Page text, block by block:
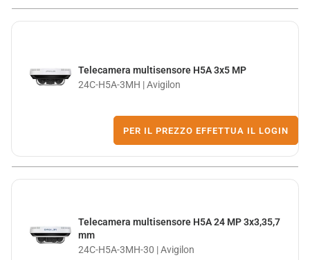
Telecamera multisensore H5A 3x5 MP
24C-H5A-3MH | Avigilon
PER IL PREZZO EFFETTUA IL LOGIN
Telecamera multisensore H5A 24 MP 3x3,35,7
mm
24C-H5A-3MH-30 | Avigilon